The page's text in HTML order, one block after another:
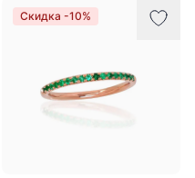
Скидка -10%